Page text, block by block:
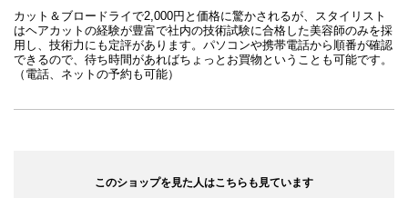
カット＆ブロードライで2,000円と価格に驚かされるが、スタイリスト
はヘアカットの経験が豊富で社内の技術試験に合格した美容師のみを採
用し、技術力にも定評があります。パソコンや携帯電話から順番が確認
できるので、待ち時間があればちょっとお買物ということも可能です。
（電話、ネットの予約も可能）
このショップを見た人はこちらも見ています